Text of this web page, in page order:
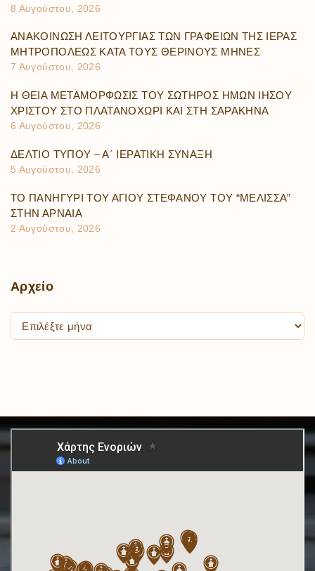
8 Αυγούστου, 2026
ΑΝΑΚΟΙΝΩΣΗ ΛΕΙΤΟΥΡΓΙΑΣ ΤΩΝ ΓΡΑΦΕΙΩΝ ΤΗΣ ΙΕΡΑΣ
ΜΗΤΡΟΠΟΛΕΩΣ ΚΑΤΑ ΤΟΥΣ ΘΕΡΙΝΟΥΣ ΜΗΝΕΣ
7 Αυγούστου, 2026
Η ΘΕΙΑ ΜΕΤΑΜΟΡΦΩΣΙΣ ΤΟΥ ΣΩΤΗΡΟΣ ΗΜΩΝ ΙΗΣΟΥ
ΧΡΙΣΤΟΥ ΣΤΟ ΠΛΑΤΑΝΟΧΩΡΙ ΚΑΙ ΣΤΗ ΣΑΡΑΚΗΝΑ
6 Αυγούστου, 2026
ΔΕΛΤΙΟ ΤΥΠΟΥ – Α΄ ΙΕΡΑΤΙΚΗ ΣΥΝΑΞΗ
5 Αυγούστου, 2026
ΤΟ ΠΑΝΗΓΥΡΙ ΤΟΥ ΑΓΙΟΥ ΣΤΕΦΑΝΟΥ ΤΟΥ “ΜΕΛΙΣΣΑ”
ΣΤΗΝ ΑΡΝΑΙΑ
2 Αυγούστου, 2026
Αρχείο